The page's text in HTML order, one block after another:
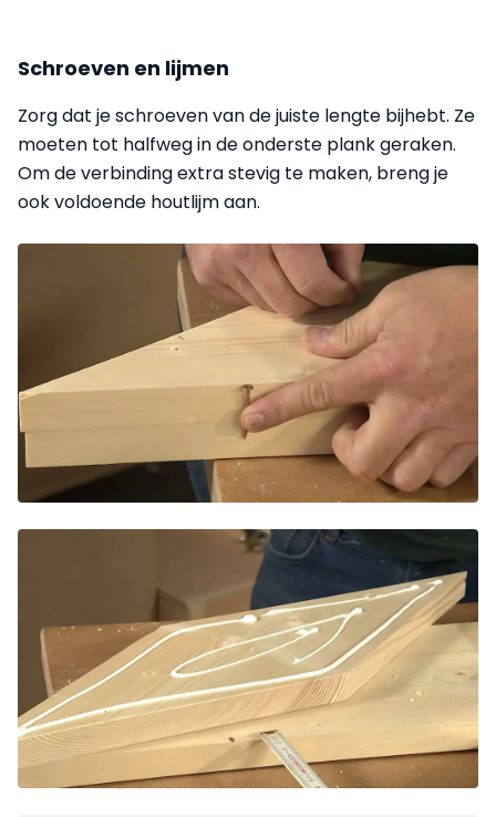
Schroeven en lijmen
Zorg dat je schroeven van de juiste lengte bijhebt. Ze
moeten tot halfweg in de onderste plank geraken.
Om de verbinding extra stevig te maken, breng je
ook voldoende houtlijm aan.